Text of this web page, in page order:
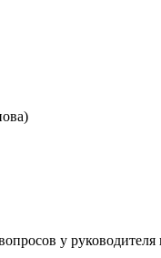
у руководителя